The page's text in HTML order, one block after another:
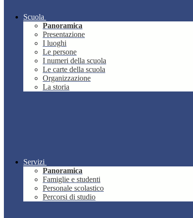
Scuola
Panoramica
Presentazione
I luoghi
Le persone
I numeri della scuola
Le carte della scuola
Organizzazione
La storia
Servizi
Panoramica
Famiglie e studenti
Personale scolastico
Percorsi di studio